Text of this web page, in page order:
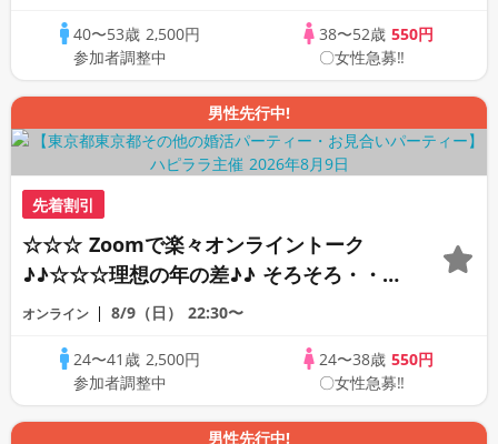
PARTY!!40〜53歳 2,500円
参加者調整中
38〜52歳 550円
〇女性急募‼
男性先行中!
先着割引
☆☆☆ Zoomで楽々オンライントーク
♪♪☆☆☆理想の年の差♪♪ そろそろ・・・
素敵な恋人見つけたい♪ ♪☆カジュアルな
行あり♪♪
オンライン 8/9（日） 22:30〜
24〜41歳 2,500円
参加者調整中
24〜38歳 550円
〇女性急募‼
男性先行中!